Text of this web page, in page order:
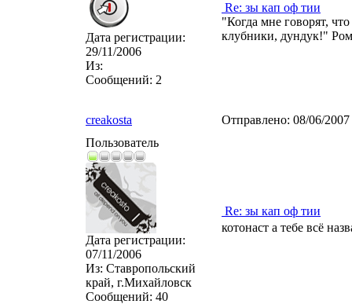
Дата регистрации:
29/11/2006
Из:
Сообщений: 2
Re: зы кап оф тии
"Когда мне говорят,
клубники, дундук!"
creakosta Отправлено: 08/06/
Пользователь
Дата регистрации:
07/11/2006
Из: Ставропольский
край, г.Михайловск
Сообщений: 40
Re: зы кап оф тии
котонаст а тебе всё